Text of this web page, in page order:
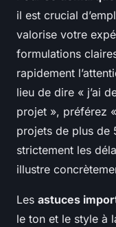
il est crucial
valorise votre
formulations
rapidement
lieu de dire « j’ai
projet », préférez
projets de plus de
strictement les
illustre
Les astuces
le ton et le style à